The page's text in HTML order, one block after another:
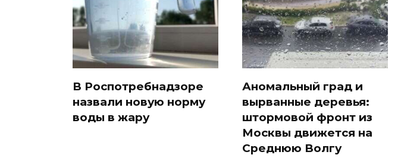
В Роспотребнадзоре
назвали новую норму
воды в жару
Аномальный град и
вырванные деревья:
штормовой фронт из
Москвы движется на
Среднюю Волгу